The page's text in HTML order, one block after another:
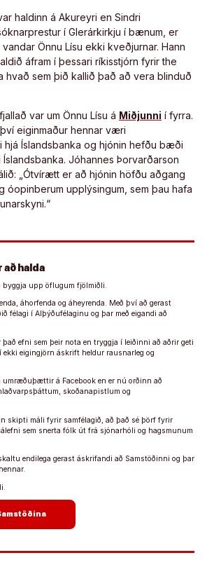
haldinn á Akureyri en Sindri
í Glerárkirkju í bænum, er
Önnu Lísu ekki kveðjurnar. Hann
áfram í þessari ríkisstjórn fyrir the
hvað sem þið kallið það að vera blinduð
var um Önnu Lísu á Miðjunni í fyrra.
eiginmaður hennar væri
hjá Íslandsbanka og hjónin hefðu bæði
Jóhannes Þorvarðarson
„Ótvírætt er að hjónin höfðu aðgang
óopinberum upplýsingum, sem þau hafa
að halda
byggja upp öflugum fjölmiðli.
áhorfenda og áheyrenda. Með því að gerast
félagi í Alþýðufélaginu og þar með eigandi að
efni sem þeir nota en tryggja í leiðinni að aðrir geti
ekki eigingjörn áskrift heldur rausnarleg og
umræðuþættir á Facebook en er nú orðinn að
skoðanapistlum og
skipti máli fyrir samfélagið, að það sé þörf fyrir
sem snerta fólk út frá sjónarhóli og hagsmunum
endilega gerast áskrifandi að Samstöðinni og þar